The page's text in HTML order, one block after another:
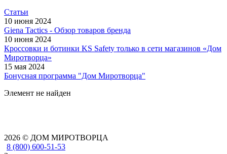
Статьи
10 июня 2024
Giena Tactics - Обзор товаров бренда
10 июня 2024
Кроссовки и ботинки KS Safety только в сети магазинов «Дом
Миротворца»
15 мая 2024
Бонусная программа "Дом Миротворца"
Элемент не найден
2026 © ДОМ МИРОТВОРЦА
8 (800) 600-51-53